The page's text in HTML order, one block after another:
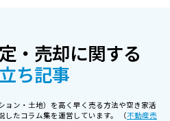
・売却に関する
ち記事
ョン・土地）を高く早く売る方法や空き家活
したコラム集を運営しています。 （不動産売